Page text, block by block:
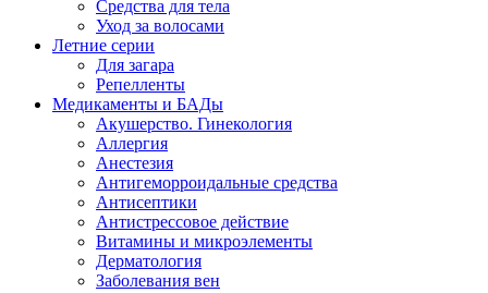
Средства для тела
Уход за волосами
Летние серии
Для загара
Репелленты
Медикаменты и БАДы
Акушерство. Гинекология
Аллергия
Анестезия
Антигеморроидальные средства
Антисептики
Антистрессовое действие
Витамины и микроэлементы
Дерматология
Заболевания вен